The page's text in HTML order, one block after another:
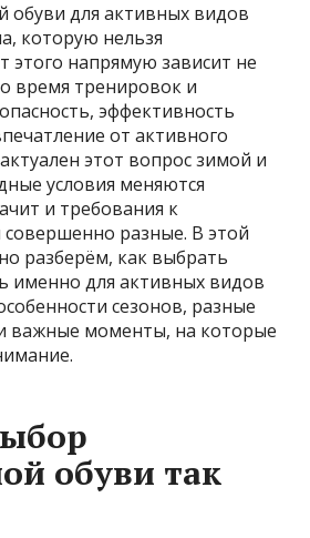
обуви для активных видов
которую нельзя
этого напрямую зависит не
время тренировок и
эффективность
от активного
этот вопрос зимой и
условия меняются
и требования к
разные. В этой
разберём, как выбрать
именно для активных видов
сезонов, разные
важные моменты, на которые
обуви так